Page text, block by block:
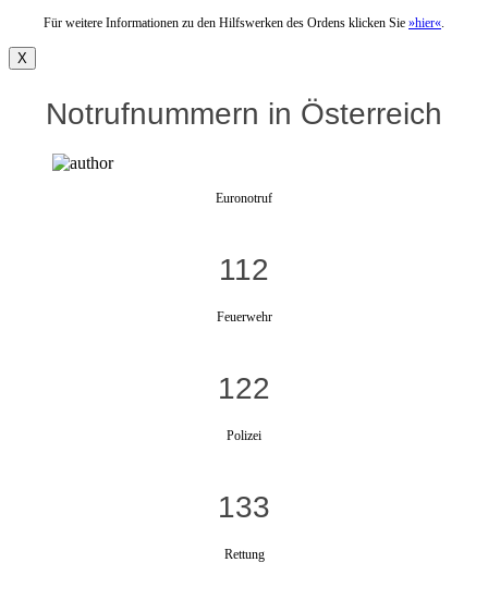
Für weitere Informationen zu den Hilfswerken des Ordens klicken Sie »hier«.
X
Notrufnummern in Österreich
Euronotruf
112
Feuerwehr
122
Polizei
133
Rettung